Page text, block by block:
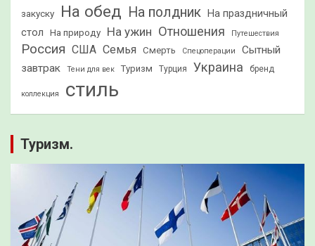
закуску На обед На полдник На праздничный
стол
На природу На ужин Отношения Путешествия
Россия США Семья Смерть Спецоперации
Сытный
завтрак
Тени для век Туризм Турция Украина бренд
коллекция стиль
Туризм.